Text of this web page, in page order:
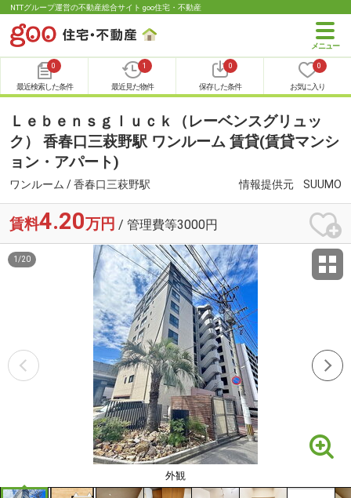
NTTグループ運営の不動産総合サイト goo住宅・不動産
0
最近検索した条件
1
最近見た物件
0
保存した条件
0
お気に入り
Ｌｅｂｅｎｓｇｌｕｃｋ（レーベンスグリュッ
ク） 香春口三萩野駅 ワンルーム 賃貸(賃貸マンシ
ョン・アパート)
ワンルーム / 香春口三萩野駅 情報提供元 SUUMO
賃料4.20万円 / 管理費等3000円
外観
1 /20